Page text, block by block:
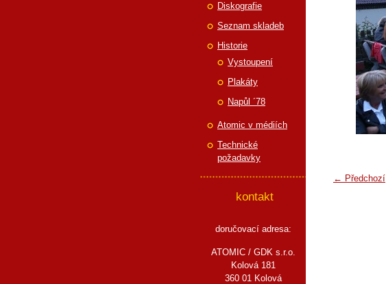
← Předchozí
Diskografie
Seznam skladeb
Historie
Vystoupení
Plakáty
Napůl ´78
Atomic v médiích
Technické
požadavky
kontakt
doručovací adresa:
ATOMIC / GDK s.r.o.
Kolová 181
360 01 Kolová